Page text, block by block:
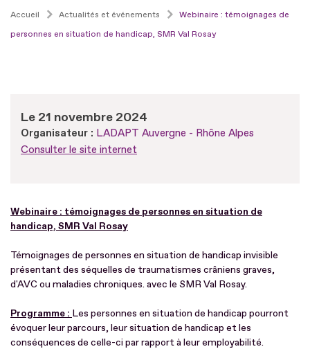
Accueil Actualités et événements
Webinaire : témoignages de
personnes en situation de handicap, SMR Val Rosay
Le 21 novembre 2024
Organisateur : LADAPT Auvergne - Rhône Alpes
Consulter le site internet
Webinaire : témoignages de personnes en situation de
handicap, SMR Val Rosay
Témoignages de personnes en situation de handicap invisible
présentant des séquelles de traumatismes crâniens graves,
d'AVC ou maladies chroniques. avec le SMR Val Rosay.
Programme : Les personnes en situation de handicap pourront
évoquer leur parcours, leur situation de handicap et les
conséquences de celle-ci par rapport à leur employabilité.